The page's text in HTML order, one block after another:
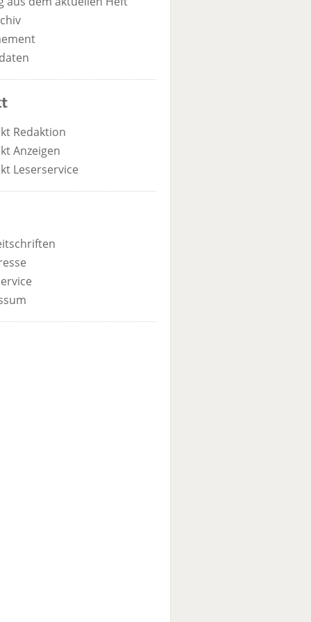
Redaktion
Anzeigen
Leserservice